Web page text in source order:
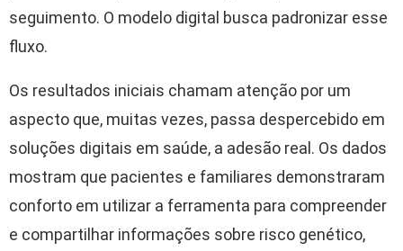
seguimento. O modelo digital busca padronizar esse
fluxo.
Os resultados iniciais chamam atenção por um
aspecto que, muitas vezes, passa despercebido em
soluções digitais em saúde, a adesão real. Os dados
mostram que pacientes e familiares demonstraram
conforto em utilizar a ferramenta para compreender
e compartilhar informações sobre risco genético,